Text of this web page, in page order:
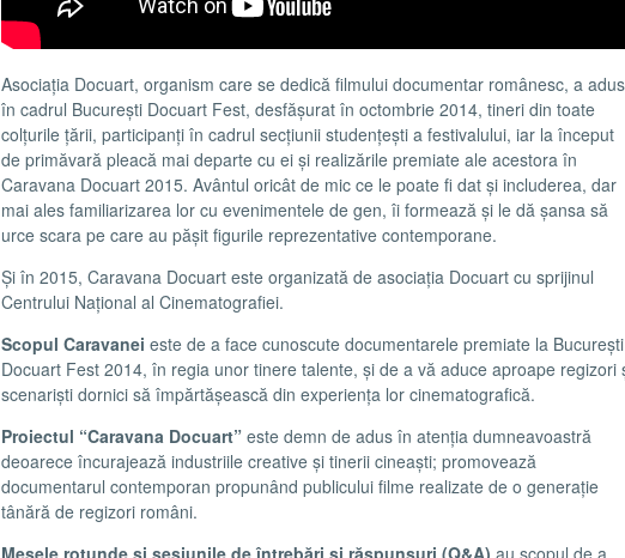
Asociația Docuart, organism care se dedică filmului documentar românesc, a adus
în cadrul București Docuart Fest, desfășurat în octombrie 2014, tineri din toate
colțurile țării, participanți în cadrul secțiunii studențești a festivalului, iar la început
de primăvară pleacă mai departe cu ei și realizările premiate ale acestora în
Caravana Docuart 2015. Avântul oricât de mic ce le poate fi dat și includerea, dar
mai ales familiarizarea lor cu evenimentele de gen, îi formează și le dă șansa să
urce scara pe care au pășit figurile reprezentative contemporane.
Și în 2015, Caravana Docuart este organizată de asociația Docuart cu sprijinul
Centrului Național al Cinematografiei.
Scopul Caravanei este de a face cunoscute documentarele premiate la București
Docuart Fest 2014, în regia unor tinere talente, și de a vă aduce aproape regizori
scenariști dornici să împărtășească din experiența lor cinematografică.
Proiectul “Caravana Docuart” este demn de adus în atenția dumneavoastră
deoarece încurajează industriile creative și tinerii cineaști; promovează
documentarul contemporan propunând publicului filme realizate de o generație
tânără de regizori români.
Mesele rotunde și sesiunile de întrebări și răspunsuri (Q&A) au scopul de a